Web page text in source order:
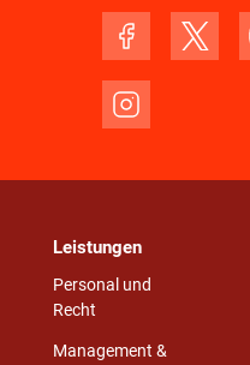
Leistungen
Personal und
Recht
Management &